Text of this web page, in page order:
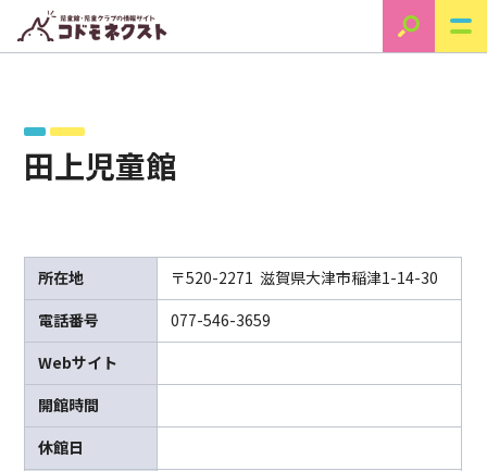
田上児童館
所在地
〒520-2271 滋賀県大津市稲津1-14-30
電話番号
077-546-3659
Webサイト
開館時間
休館日